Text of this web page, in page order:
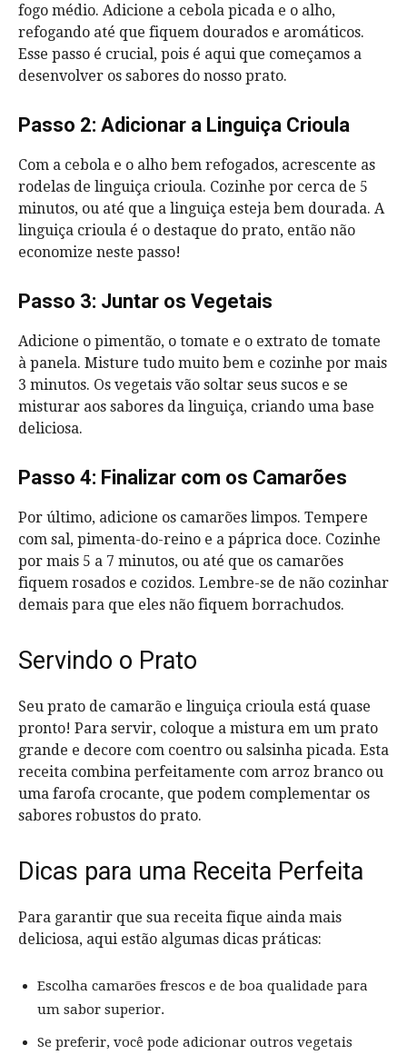
fogo médio. Adicione a cebola picada e o alho,
refogando até que fiquem dourados e aromáticos.
Esse passo é crucial, pois é aqui que começamos a
desenvolver os sabores do nosso prato.
Passo 2: Adicionar a Linguiça Crioula
Com a cebola e o alho bem refogados, acrescente as
rodelas de linguiça crioula. Cozinhe por cerca de 5
minutos, ou até que a linguiça esteja bem dourada. A
linguiça crioula é o destaque do prato, então não
economize neste passo!
Passo 3: Juntar os Vegetais
Adicione o pimentão, o tomate e o extrato de tomate
à panela. Misture tudo muito bem e cozinhe por mais
3 minutos. Os vegetais vão soltar seus sucos e se
misturar aos sabores da linguiça, criando uma base
deliciosa.
Passo 4: Finalizar com os Camarões
Por último, adicione os camarões limpos. Tempere
com sal, pimenta-do-reino e a páprica doce. Cozinhe
por mais 5 a 7 minutos, ou até que os camarões
fiquem rosados e cozidos. Lembre-se de não cozinhar
demais para que eles não fiquem borrachudos.
Servindo o Prato
Seu prato de camarão e linguiça crioula está quase
pronto! Para servir, coloque a mistura em um prato
grande e decore com coentro ou salsinha picada. Esta
receita combina perfeitamente com arroz branco ou
uma farofa crocante, que podem complementar os
sabores robustos do prato.
Dicas para uma Receita Perfeita
Para garantir que sua receita fique ainda mais
deliciosa, aqui estão algumas dicas práticas:
Escolha camarões frescos e de boa qualidade para
um sabor superior.
Se preferir, você pode adicionar outros vegetais